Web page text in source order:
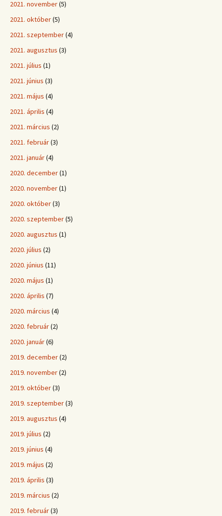
2021. november(5)
2021. október(5)
2021. szeptember(4)
2021. augusztus (3)
2021. július (1)
2021. június (3)
2021. május (4)
2021. április (4)
2021. március (2)
2021. február(3)
2021. január(4)
2020. december(1)
2020. november(1)
2020. október(3)
2020. szeptember(5)
2020. augusztus (1)
2020. július (2)
2020. június (11)
2020. május (1)
2020. április (7)
2020. március (4)
2020. február(2)
2020. január(6)
2019. december(2)
2019. november(2)
2019. október(3)
2019. szeptember(3)
2019. augusztus (4)
2019. július (2)
2019. június (4)
2019. május (2)
2019. április (3)
2019. március (2)
2019. február(3)